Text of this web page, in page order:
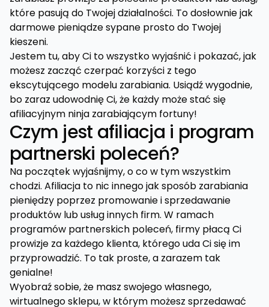
które pasują do Twojej działalności. To dosłownie jak
darmowe pieniądze sypane prosto do Twojej
kieszeni.
Jestem tu, aby Ci to wszystko wyjaśnić i pokazać, jak
możesz zacząć czerpać korzyści z tego
ekscytującego modelu zarabiania. Usiądź wygodnie,
bo zaraz udowodnię Ci, że każdy może stać się
afiliacyjnym ninja zarabiającym fortuny!
Czym jest afiliacja i program
partnerski poleceń?
Na początek wyjaśnijmy, o co w tym wszystkim
chodzi. Afiliacja to nic innego jak sposób zarabiania
pieniędzy poprzez promowanie i sprzedawanie
produktów lub usług innych firm. W ramach
programów partnerskich poleceń, firmy płacą Ci
prowizje za każdego klienta, którego uda Ci się im
przyprowadzić. To tak proste, a zarazem tak
genialne!
Wyobraź sobie, że masz swojego własnego,
wirtualnego sklepu, w którym możesz sprzedawać